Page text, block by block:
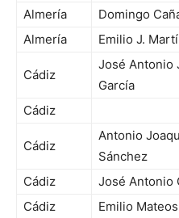
Almería
Domingo
Almería
Emilio J.
Cádiz
José Antonio
García
Cádiz
Cádiz
Antonio
Sánchez
Cádiz José Antonio
Cádiz
Emilio